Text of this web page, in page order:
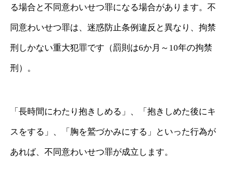
る場合と不同意わいせつ罪になる場合があります。不
同意わいせつ罪は、迷惑防止条例違反と異なり、拘禁
刑しかない重大犯罪です（罰則は6か月～10年の拘禁
刑）。
「長時間にわたり抱きしめる」、「抱きしめた後にキ
スをする」、「胸を鷲づかみにする」といった行為が
あれば、不同意わいせつ罪が成立します。